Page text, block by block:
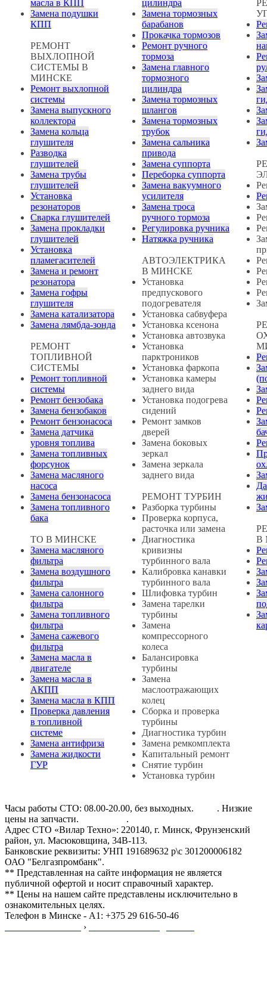
масла в КПП
Замена подушки
КПП
РЕМОНТ
ВЫХЛОПНОЙ
СИСТЕМЫ В
МИНСКЕ
Ремонт выхлопной
системы
Замена выпускного
коллектора
Замена кольца
глушителя
Разводка
глушителей
Замена трубы
глушителей
Установка
резонаторов
Сварка глушителей
Замена прокладки
глушителей
Установка
пламегасителей
Замена и ремонт
резонатора
Замена гофры
глушителя
Замена катализатора
Замена лямбда-зонда
РЕМОНТ
ТОПЛИВНОЙ
СИСТЕМЫ
Ремонт топливной
системы
Ремонт бензобака
Замена бензобаков
Ремонт бензонасоса
Замена датчика
уровня топлива
Замена топливных
форсунок
Замена масляного
насоса
Замена бензонасоса
Замена топливного
бака
ТО В МИНСКЕ
Замена масляного
фильтра
Замена воздушного
фильтра
Замена салонного
фильтра
Замена топливного
фильтра
Замена сажевого
фильтра
Замена масла в
двигателе
Замена масла в
АКПП
Замена масла в КПП
Проверка давления
в топливной
системе
Замена антифриза
Замена жидкости
ГУР
цилиндра
Замена тормозных
барабанов
Прокачка тормозов
Ремонт ручного
тормоза
Замена главного
тормозного
цилиндра
Замена тормозных
шлангов
Замена тормозных
трубок
Замена сальника
привода
Замена суппорта
Переборка суппорта
Замена вакуумного
усилителя
Замена троса
ручного тормоза
Регулировка ручника
Натяжка ручника
АВТОЭЛЕКТРИКА
В МИНСКЕ
Установка
предпускового
подогревателя
Установка сабвуфера
Установка ксенона
Установка автозвука
Установка
парктроников
Установка фаркопа
Установка камеры
заднего вида
Установка подогрева
сидений
Ремонт замков
дверей
Замена боковых
зеркал
Замена зеркала
заднего вида
РЕМОНТ ТУРБИН
Разборка турбины
Проверка корпуса,
расточка или замена
Диагностика
кривизны
турбинного вала
Калибровка канавки
турбинного вала
Шлифовка турбин
Замена тарелки
турбины
Замена
компрессорного
колеса
Балансировка
турбины
Замена
маслоотражающих
колец
Сборка и проверка
турбины
Диагностика турбин
Замена ремкомплекта
Капитальный ремонт
Снятие турбин
Установка турбин
В
Часы работы СТО: 08.00-20.00, без выходных.
. Низкие
цены на запчасти.
.
Адрес СТО «Вилар Техно»: 220140, г. Минск, Фрунзенский
район, ул. Масюковщина, 34В-113.
Банковские реквизиты: УНП 191689632 р\с 301200006182
ОАО "Белгазпромбанк".
** Представленная на сайте информация не является
публичной офертой и носит справочный характер.
** Цены на нашем сайте представлены исключительно в
ознакомительных целях.
Телефон в Минске - A1: +375 29 616-50-46
›